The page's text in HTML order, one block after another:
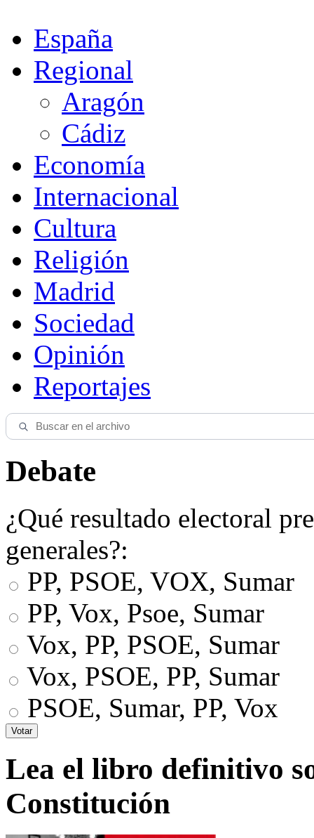
España
Regional
Aragón
Cádiz
Economía
Internacional
Cultura
Religión
Madrid
Sociedad
Opinión
Reportajes
Debate
¿Qué resultado electoral
generales?:
PP, PSOE, VOX, Sumar
PP, Vox, Psoe, Sumar
Vox, PP, PSOE, Sumar
Vox, PSOE, PP, Sumar
PSOE, Sumar, PP, Vox
Lea el libro definitivo
Constitución